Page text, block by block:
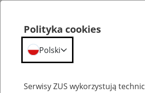
Polityka cookies
Polski
Serwisy ZUS wykorzystują